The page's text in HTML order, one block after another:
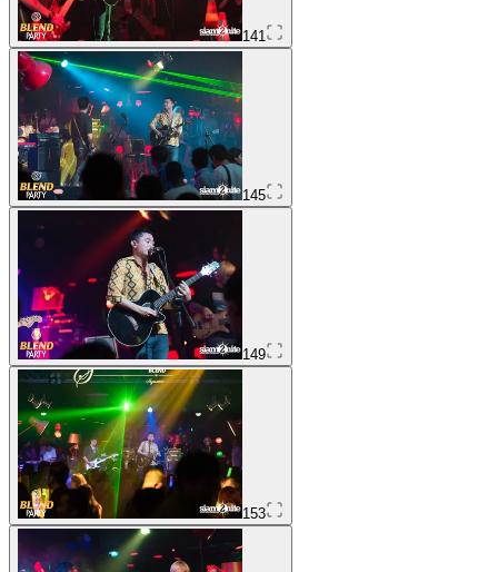
141
145
149
153